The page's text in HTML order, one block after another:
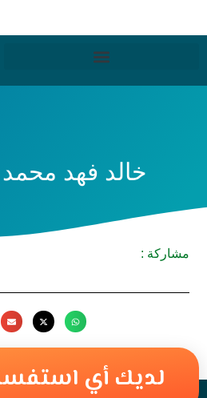
خالد فهد
مشاركة :
لديك أي